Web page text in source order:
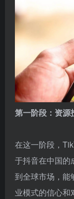
第一阶段：资源
在这一阶段，
于抖音在中国的
到全球市场，能
业模式的信心和